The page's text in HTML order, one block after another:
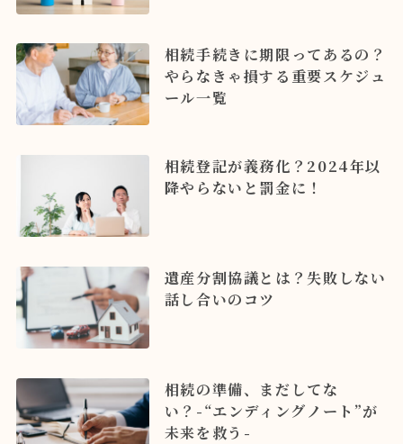
相続手続きに期限ってあるの？
やらなきゃ損する重要スケジュ
ール一覧
相続登記が義務化？2024年以
降やらないと罰金に！
遺産分割協議とは？失敗しない
話し合いのコツ
相続の準備、まだしてな
い？-“エンディングノート”が
未来を救う-